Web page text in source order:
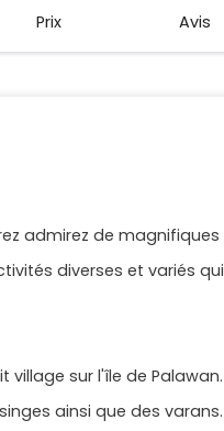
Prix Avis
admirez de magnifiques
diverses et variés qui
village sur l'île de Palawan.
ainsi que des varans.